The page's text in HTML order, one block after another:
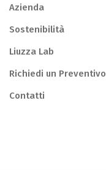
Azienda
Sostenibilità
Liuzza Lab
Richiedi un Preventivo
Contatti